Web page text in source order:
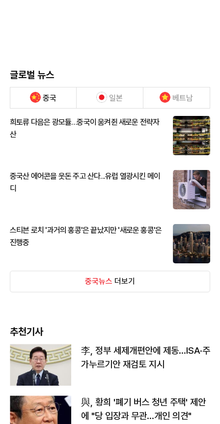
글로벌 뉴스
중국 일본 베트남
희토류 다음은 광모듈…중국이 움켜쥔 새로운 전략자
산
중국산 에어콘을 웃돈 주고 산다...유럽 열광시킨 메이
디
스티븐 로치 '과거의 홍콩'은 끝났지만 '새로운 홍콩'은
진행중
중국뉴스 더보기
추천기사
李, 정부 세제개편안에 제동…ISA·주
가누르기안 재검토 지시
與, 황희 '폐기 버스 청년 주택' 제안
에 "당 입장과 무관…개인 의견"